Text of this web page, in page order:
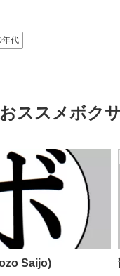
代
ススメボク
Saijo)